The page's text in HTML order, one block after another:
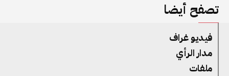
تصفح أيضا
فيديو غراف
مدار الرأي
ملفات